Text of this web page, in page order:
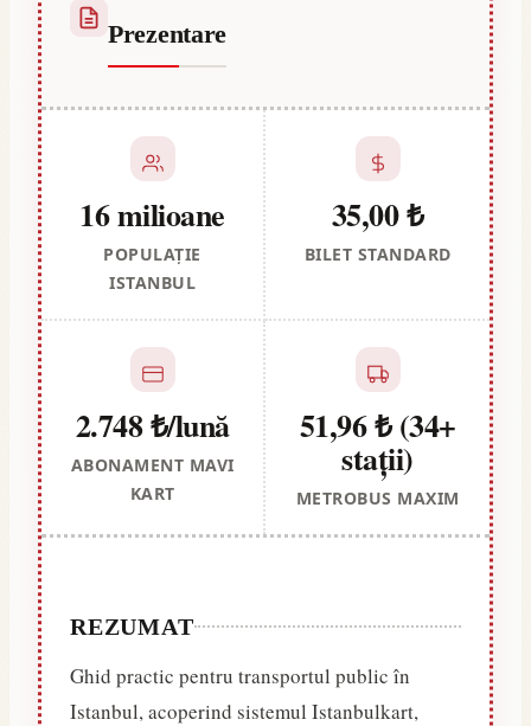
Prezentare
16 milioane
POPULAȚIE
ISTANBUL
35,00 ₺
BILET STANDARD
2.748 ₺/lună
ABONAMENT MAVI
KART
51,96 ₺ (34+
stații)
METROBUS MAXIM
REZUMAT
Ghid practic pentru transportul public în
Istanbul, acoperind sistemul Istanbulkart,